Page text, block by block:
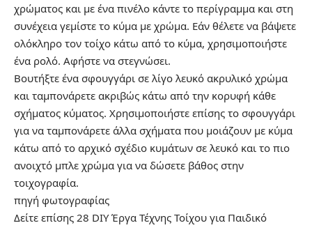
χρώματος και με ένα πινέλο κάντε το περίγραμμα και στη
συνέχεια γεμίστε το κύμα με χρώμα. Εάν θέλετε να βάψετε
ολόκληρο τον τοίχο κάτω από το κύμα, χρησιμοποιήστε
ένα ρολό. Αφήστε να στεγνώσει.
Βουτήξτε ένα σφουγγάρι σε λίγο λευκό ακρυλικό χρώμα
και ταμπονάρετε ακριβώς κάτω από την κορυφή κάθε
σχήματος κύματος. Χρησιμοποιήστε επίσης το σφουγγάρι
για να ταμπονάρετε άλλα σχήματα που μοιάζουν με κύμα
κάτω από το αρχικό σχέδιο κυμάτων σε λευκό και το πιο
ανοιχτό μπλε χρώμα για να δώσετε βάθος στην
τοιχογραφία.
πηγή φωτογραφίας
Δείτε επίσης 28 DIY Έργα Τέχνης Τοίχου για Παιδικό